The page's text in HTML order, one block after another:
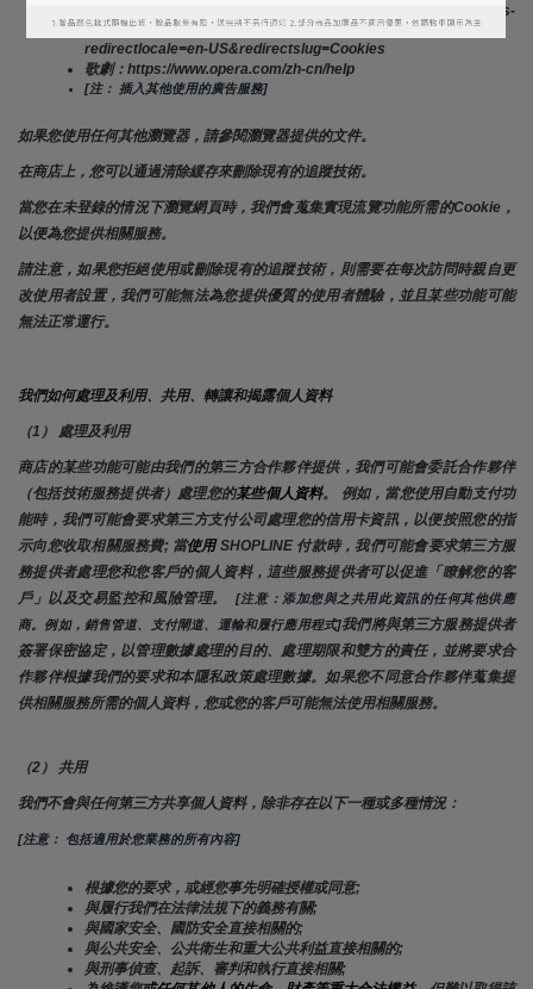
火狐瀏覽器：https://support.mozilla.org/en-US/kb/cookies-
information-websites-store-on-your-computer?
redirectlocale=en-US&redirectslug=Cookies
歌劇：https://www.opera.com/zh-cn/help
[注： 插入其他使用的廣告服務]
如果您使用任何其他瀏覽器，請參閱瀏覽器提供的文件。
在商店上，您可以通過清除緩存來刪除現有的追蹤技術。
當您在未登錄的情況下瀏覽網頁時，我們會蒐集實現流覽功能所需的Cookie，
以便為您提供相關服務。
請注意，如果您拒絕使用或刪除現有的追蹤技術，則需要在每次訪問時親自更
改使用者設置，我們可能無法為您提供優質的使用者體驗，並且某些功能可能
無法正常運行。
我們如何處理及利用、共用、轉讓和揭露個人資料
（1） 處理及利用
商店的某些功能可能由我們的第三方合作夥伴提供，我們可能會委託合作夥伴
（包括技術服務提供者）處理您的某些個人資料。 例如，當您使用自動支付功
能時，我們可能會要求第三方支付公司處理您的信用卡資訊，以便按照您的指
示向您收取相關服務費; 當使用 SHOPLINE 付款時，我們可能會要求第三方服
務提供者處理您和您客戶的個人資料，這些服務提供者可以促進「瞭解您的客
戶」以及交易監控和風險管理。
[注意：添加您與之共用此資訊的任何其他供應
商。例如，銷售管道、支付閘道、運輸和履行應用程式]我們將與第三方服務提供者
簽署保密協定，以管理數據處理的目的、處理期限和雙方的責任，並將要求合
作夥伴根據我們的要求和本隱私政策處理數據。如果您不同意合作夥伴蒐集提
供相關服務所需的個人資料，您或您的客戶可能無法使用相關服務。
（2） 共用
我們不會與任何第三方共享個人資料，除非存在以下一種或多種情況：
[注意： 包括適用於您業務的所有內容]
根據您的要求，或經您事先明確授權或同意;
與履行我們在法律法規下的義務有關;
與國家安全、國防安全直接相關的;
與公共安全、公共衛生和重大公共利益直接相關的;
與刑事偵查、起訴、審判和執行直接相關;